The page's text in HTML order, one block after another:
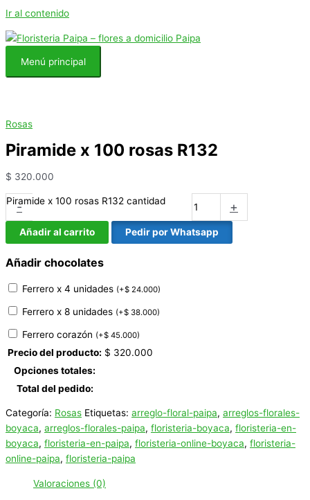
Ir al contenido
Menú principal
Rosas
Piramide x 100 rosas R132
$ 320.000
-
Piramide x 100 rosas R132 cantidad +
Añadir al carrito Pedir por Whatsapp
Añadir chocolates
Ferrero x 4 unidades (+$ 24.000)
Ferrero x 8 unidades (+$ 38.000)
Ferrero corazón (+$ 45.000)
Precio del producto: $ 320.000
Opciones totales:
Total del pedido:
Categoría: Rosas Etiquetas: arreglo-floral-paipa, arreglos-florales-
boyaca, arreglos-florales-paipa, floristeria-boyaca, floristeria-en-
boyaca, floristeria-en-paipa, floristeria-online-boyaca, floristeria-
online-paipa, floristeria-paipa
Valoraciones (0)